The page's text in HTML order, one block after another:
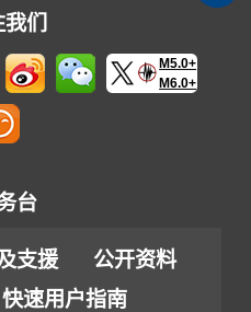
们
M5.0+
M6.0+
台
支援
公开资料
快速用户指南